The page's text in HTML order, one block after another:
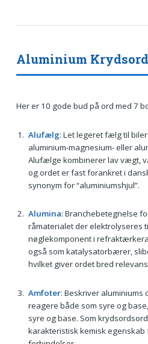
Aluminium
Her er 10 gode bud på ord med 7
Alufælg: Let legeret fælg til
aluminium-magnesium- eller
Alufælge kombinerer lav vægt,
og ordet er fast forankret i
synonym for “aluminiumshjul”.
Alumina: Branchebetegnelse
råmaterialet der elektrolyseres
nøglekomponent i
også som katalysatorbærer,
hvilket giver ordet bred
Amfoter: Beskriver aluminiums
reagere både som syre og
syre og base. Som
karakteristisk kemisk egenskab